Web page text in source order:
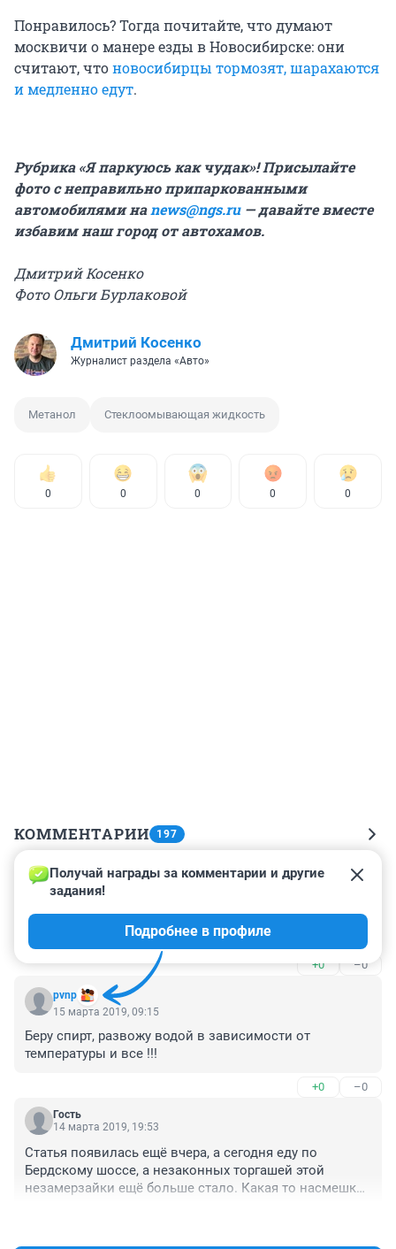
Понравилось? Тогда почитайте, что думают
москвичи о манере езды в Новосибирске: они
считают, чтоновосибирцы тормозят, шарахаются
и медленно едут.
Рубрика «Я паркуюсь как чудак»! Присылайте
фото с неправильно припаркованными
автомобилями наnews@ngs.ru— давайте вместе
избавим наш город от автохамов.
Дмитрий Косенко
Фото Ольги Бурлаковой
Дмитрий Косенко
Журналист раздела «Авто»
Метанол Стеклоомывающая жидкость
0 0 0 0 0
КОММЕНТАРИИ 197
Гость
13 ноября 2020, 22:29
завод в Новосибирске ,если фуру брать то 33
руб.оптовпя цена
+0 –0
pvnp
Получай награды за комментарии и другие
задания!
Подробнее в профиле
15 марта 2019, 09:15
Беру спирт, развожу водой в зависимости от
температуры и все !!!
+0 –0
Гость
14 марта 2019, 19:53
Статья появилась ещё вчера, а сегодня еду по
Бердскому шоссе, а незаконных торгашей этой
незамерзайки ещё больше стало. Какая то насмешка